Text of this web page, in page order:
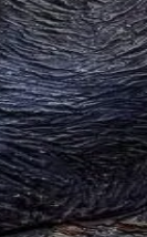
城高端人士，